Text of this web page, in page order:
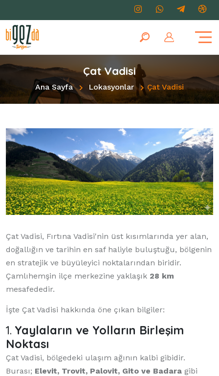
Çat Vadisi
Ana Sayfa Lokasyonlar Çat Vadisi
Çat Vadisi, Fırtına Vadisi'nin üst kısımlarında yer alan,
doğallığın ve tarihin en saf haliyle buluştuğu, bölgenin
en stratejik ve büyüleyici noktalarından biridir.
Çamlıhemşin ilçe merkezine yaklaşık 28 km
mesafededir.
İşte Çat Vadisi hakkında öne çıkan bilgiler:
1. Yaylaların ve Yolların Birleşim
Noktası
Çat Vadisi, bölgedeki ulaşım ağının kalbi gibidir.
Burası; Elevit, Trovit, Palovit, Gito ve Badara gibi